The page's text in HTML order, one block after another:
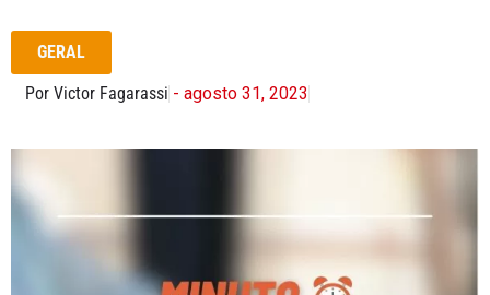
GERAL
Por Victor Fagarassi - agosto 31, 2023